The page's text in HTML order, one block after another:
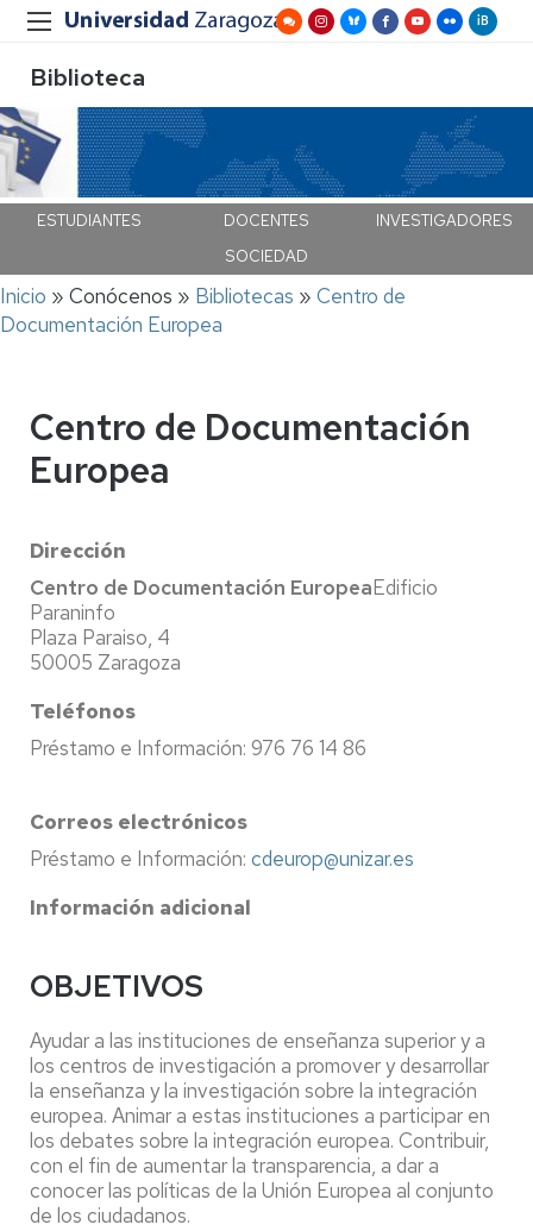
Biblioteca
ESTUDIANTES DOCENTES
INVESTIGADORES
SOCIEDAD
Ruta
de
Inicio Conócenos Bibliotecas
Centro de
Documentación Europea
Centro de Documentación
Europea
Dirección
Centro de Documentación EuropeaEdificio
Paraninfo
Plaza Paraiso, 4
50005 Zaragoza
Teléfonos
Préstamo e Información: 976 76 14 86
Correos electrónicos
Préstamo e Información: cdeurop@unizar.es
Información adicional
OBJETIVOS
Ayudar a las instituciones de enseñanza superior y a
los centros de investigación a promover y desarrollar
la enseñanza y la investigación sobre la integración
europea. Animar a estas instituciones a participar en
los debates sobre la integración europea. Contribuir,
con el fin de aumentar la transparencia, a dar a
conocer las políticas de la Unión Europea al conjunto
de los ciudadanos.